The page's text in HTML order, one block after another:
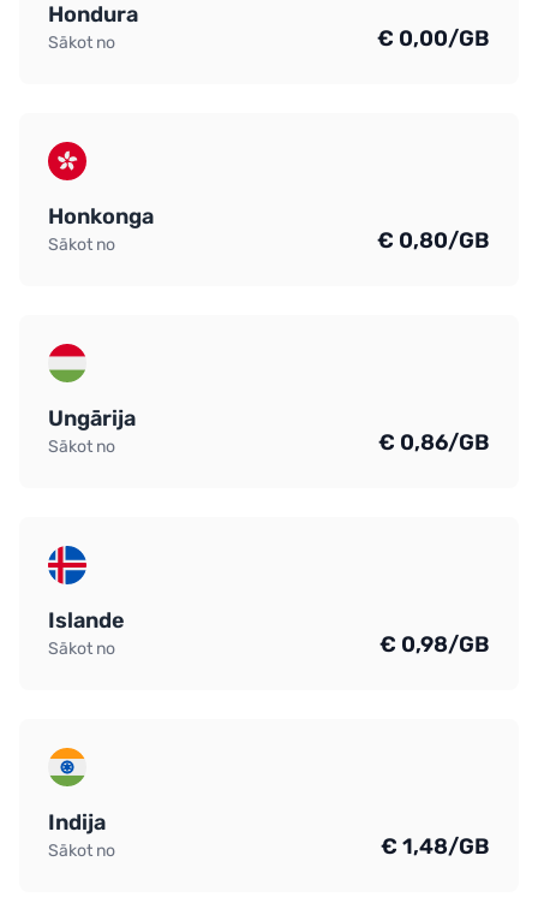
Hondura
Sākot no € 0,00/GB
Honkonga
Sākot no € 0,80/GB
Ungārija
Sākot no € 0,86/GB
Islande
Sākot no € 0,98/GB
Indija
Sākot no € 1,48/GB